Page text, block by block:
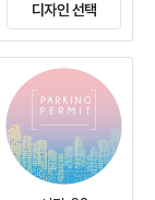
디자인 선택